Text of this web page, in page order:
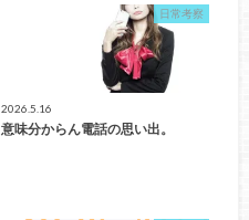
日常考察
2026.5.16
意味分からん電話の思い出。